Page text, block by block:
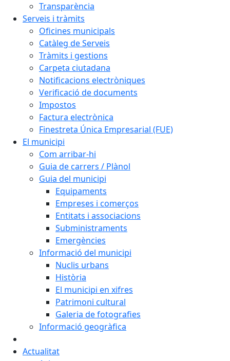
Transparència
Serveis i tràmits
Oficines municipals
Catàleg de Serveis
Tràmits i gestions
Carpeta ciutadana
Notificacions electròniques
Verificació de documents
Impostos
Factura electrònica
Finestreta Única Empresarial (FUE)
El municipi
Com arribar-hi
Guia de carrers / Plànol
Guia del municipi
Equipaments
Empreses i comerços
Entitats i associacions
Subministraments
Emergències
Informació del municipi
Nuclis urbans
Història
El municipi en xifres
Patrimoni cultural
Galeria de fotografies
Informació geogràfica
Actualitat